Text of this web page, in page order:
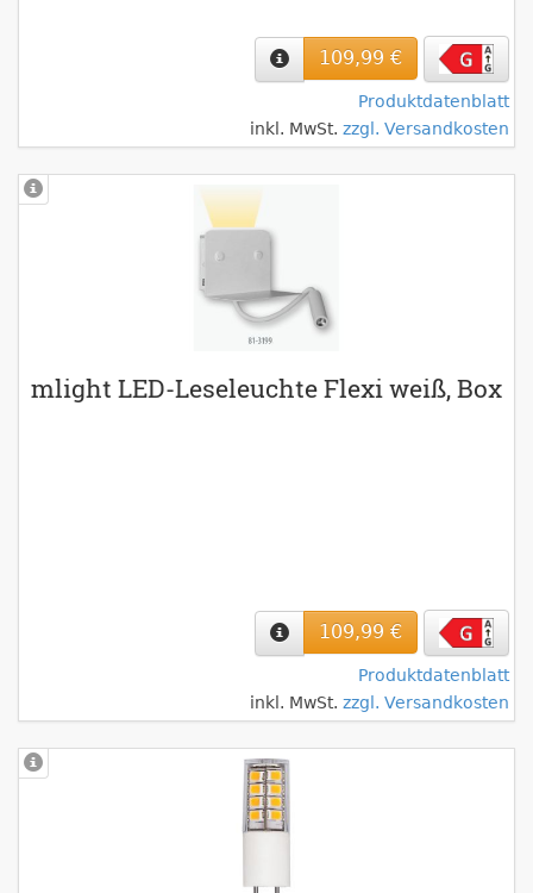
109,99 €
Produktdatenblatt
inkl. MwSt. zzgl. Versandkosten
mlight LED-Leseleuchte Flexi weiß, Box
109,99 €
Produktdatenblatt
inkl. MwSt. zzgl. Versandkosten